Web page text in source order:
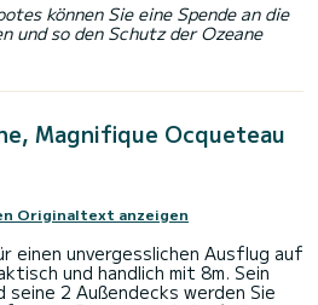
können Sie eine Spende an die
und so den Schutz der Ozeane
Magnifique Ocqueteau
Originaltext anzeigen
einen unvergesslichen Ausflug auf
und handlich mit 8m. Sein
2 Außendecks werden Sie